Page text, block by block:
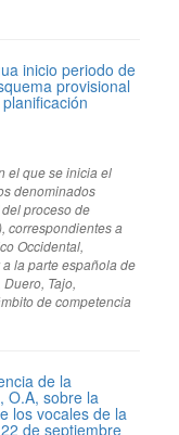
inicio periodo de
provisional
el que se inicia el
denominados
proceso de
correspondientes a
Occidental,
la parte española de
Tajo,
de competencia
de la
O.A, sobre la
los vocales de la
de septiembre